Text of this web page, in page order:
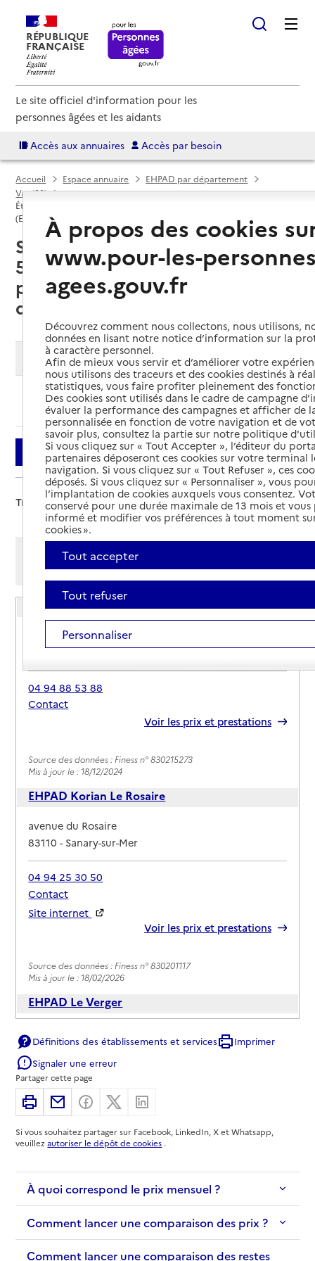
RÉPUBLIQUE
FRANÇAISE
Le site officiel d'information pour les
personnes âgées et les aidants
Accès aux annuaires Accès par besoin
Accueil Espace annuaire
EHPAD par département
Var (83)
Établissement d'hébergement pour personnes âgées dépendantes
(EHPAD)
Sanary-sur-Mer (83110) : liste des
5 établissements d'hébergement
pour personnes âgées
dépendantes (EHPAD)
Modifier ma recherche
Ajouter cette recherche aux favoris
Filtrer
Trier par :
Afficher les résultats par:
Mode liste
Mode carte
EHPAD La Bastide du Baou
Adresse
229 avenue André Dumerc
83110-Sanary-sur-Mer
04 94 88 53 88
Contact
Voir les prix et prestations
Source des données : Finess n° 830215273
Mis à jour le : 18/12/2024
EHPAD Korian Le Rosaire
Adresse
avenue du Rosaire
83110-Sanary-sur-Mer
04 94 25 30 50
Contact
Site internet
Voir les prix et prestations
Source des données : Finess n° 830201117
Mis à jour le : 18/02/2026
EHPAD Le Verger
83110-Sanary-sur-Mer
04 94 88 58 30
Contact
Site internet
Rapport HAS
Voir les prix et prestations
Source des données : Finess n° 830200176
Mis à jour le : 03/02/2026
EHPAD Résidence Palméra
Adresse
67 avenue de la Résistance
83110-Sanary-sur-Mer
Définitions des établissements et services
Imprimer
Signaler une erreur
Partager cette page
ImprimerPartager par email
Partager sur Facebook
Partager sur X
Si vous souhaitez partager sur Facebook, LinkedIn, X et Whatsapp,
veuillezautoriser le dépôt de cookies .
À quoi correspond le prix mensuel ?
Comment lancer une comparaison des prix ?
Comment lancer une comparaison des restes
À propos des cookies
www.pour-les-
agees.gouv.fr
Découvrez comment nous collectons, nous utilisons,
données en lisant notre notice d’information sur la
à caractère personnel.
Afin de mieux vous servir et d’améliorer votre
nous utilisons des traceurs et des cookies destinés à
statistiques, vous faire profiter pleinement des
Des cookies sont utilisés dans le cadre de campagne
évaluer la performance des campagnes et afficher de
personnalisée en fonction de votre navigation et de
savoir plus, consultez la partie sur notre politique
Si vous cliquez sur « Tout Accepter », l’éditeur du
partenaires déposeront ces cookies sur votre terminal
navigation. Si vous cliquez sur « Tout Refuser », ces
déposés. Si vous cliquez sur « Personnaliser », vous
l’implantation de cookies auxquels vous consentez.
conservé pour une durée maximale de 13 mois et
informé et modifier vos préférences à tout moment
cookies ».
Tout accepter
Tout refuser
Personnaliser